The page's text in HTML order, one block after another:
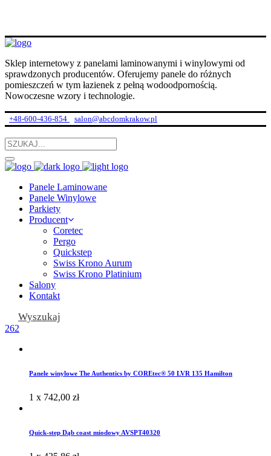
Sklep internetowy z panelami laminowanymi i winylowymi od
sprawdzonych producentów. Oferujemy panele do różnych
pomieszczeń w tym łazienek z pełną wodoodpornością.
Nowoczesne wzory i technologie.
+48-600-436-854 salon@abcdomkrakow.pl
Panele Laminowane
Panele Winylowe
Parkiety
Producent
Coretec
Pergo
Quickstep
Swiss Krono Aurum
Swiss Krono Platinium
Salony
Kontakt
Wyszukaj
262
Panele winylowe The Authentics by COREtec® 50 LVR 135 Hamilton
1 x 742,00 zł
Quick-step Dąb coast miodowy AVSPT40320